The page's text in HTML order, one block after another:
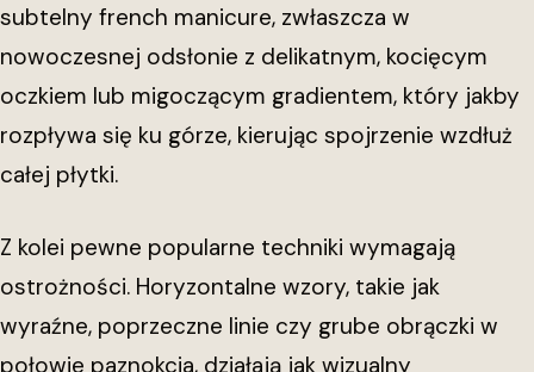
subtelny french manicure, zwłaszcza w
nowoczesnej odsłonie z delikatnym, kocięcym
oczkiem lub migoczącym gradientem, który jakby
rozpływa się ku górze, kierując spojrzenie wzdłuż
całej płytki.
Z kolei pewne popularne techniki wymagają
ostrożności. Horyzontalne wzory, takie jak
wyraźne, poprzeczne linie czy grube obrączki w
połowie paznokcia, działają jak wizualny